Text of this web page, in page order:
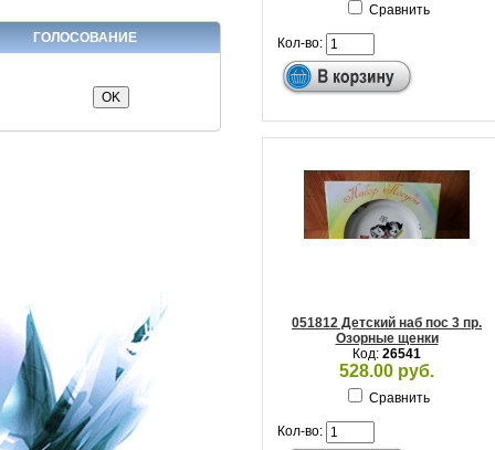
ГОЛОСОВАНИЕ
Сравнить
Кол-во:
051812 Детский наб пос 3 пр.
Озорные щенки
Код: 26541
528.00 руб.
Сравнить
Кол-во: